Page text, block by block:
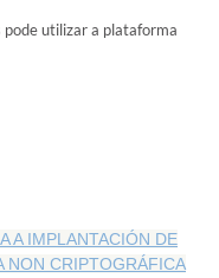
pode utilizar a plataforma
A IMPLANTACIÓN DE
NON CRIPTOGRÁFICA